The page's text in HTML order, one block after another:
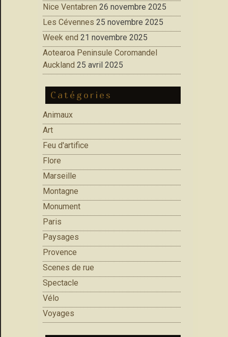
Nice Ventabren 26 novembre 2025
Les Cévennes 25 novembre 2025
Week end 21 novembre 2025
Aotearoa Peninsule Coromandel
Auckland 25 avril 2025
Catégories
Animaux
Art
Feu d'artifice
Flore
Marseille
Montagne
Monument
Paris
Paysages
Provence
Scenes de rue
Spectacle
Vélo
Voyages